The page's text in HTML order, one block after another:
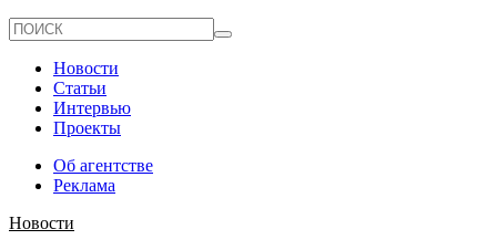
Новости
Статьи
Интервью
Проекты
Об агентстве
Реклама
Новости